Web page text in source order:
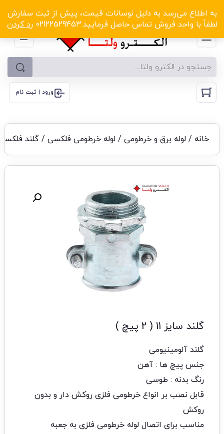
به اطلاع می‌رسد به دلیل نوسانات قیمت، پیش از ثبت سفارش
لطفاً با واحد فروش تماس حاصل فرمایید.02122529453
رد کردن
الکترو ولتا با تخفیف‌های شگفت‌انگیز! کلیک کنید
ورود | ثبت نام
خانه / لوله برق و خرطومی/ لوله خرطومی فلکسی/ گلند
گلند سایز 11 ( 2 پیچ )
گلند آلومینیومی
جنس پیچ ها : آهن
رنگ بدنه : طوسی
قابل نصب بر انواع خرطومی فلزی روکش دار و بدون
روکش
مناسب برای اتصال لوله خرطومی فلزی به جعبه